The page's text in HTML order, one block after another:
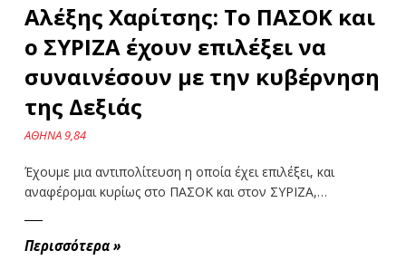
Αλέξης Χαρίτσης: Το ΠΑΣΟΚ και
ο ΣΥΡΙΖΑ έχουν επιλέξει να
συναινέσουν με την κυβέρνηση
της Δεξιάς
ΑΘΗΝΑ 9,84
Έχουμε μια αντιπολίτευση η οποία έχει επιλέξει, και
αναφέρομαι κυρίως στο ΠΑΣΟΚ και στον ΣΥΡΙΖΑ,…
Περισσότερα »